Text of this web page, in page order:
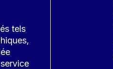
tels